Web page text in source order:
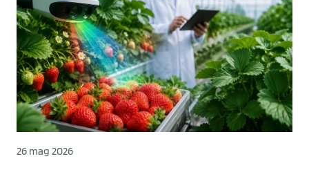
26 mag 2026